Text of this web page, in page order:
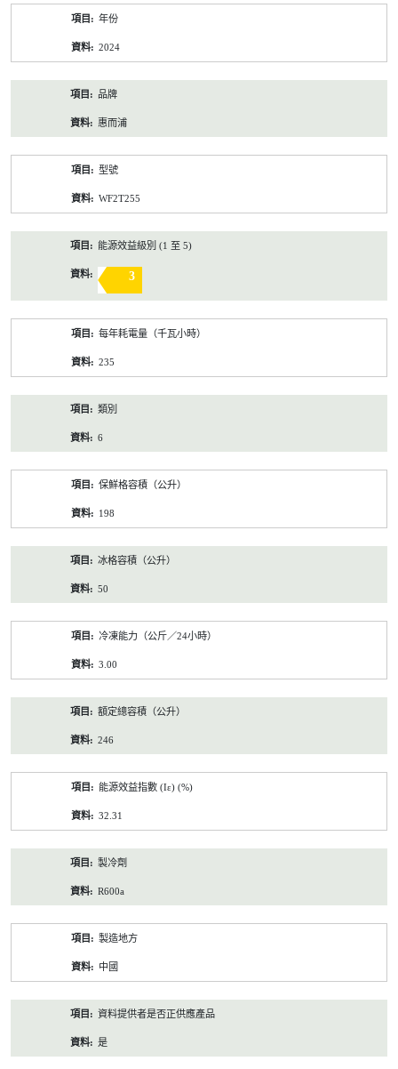
年份
2024
品牌
惠而浦
型號
WF2T255
能源效益級別 (1 至 5)
3
每年耗電量（千瓦小時）
235
類別
6
保鮮格容積（公升）
198
冰格容積（公升）
50
冷凍能力（公斤／24小時）
3.00
額定總容積（公升）
246
能源效益指數 (Iε) (%)
32.31
製冷劑
R600a
製造地方
中國
資料提供者是否正供應產品
是